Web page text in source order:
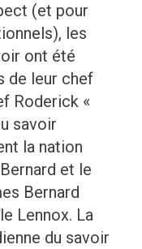
(et pour
les
ont été
de leur chef
Roderick «
savoir
la nation
et le
Bernard
Lennox. La
du savoir